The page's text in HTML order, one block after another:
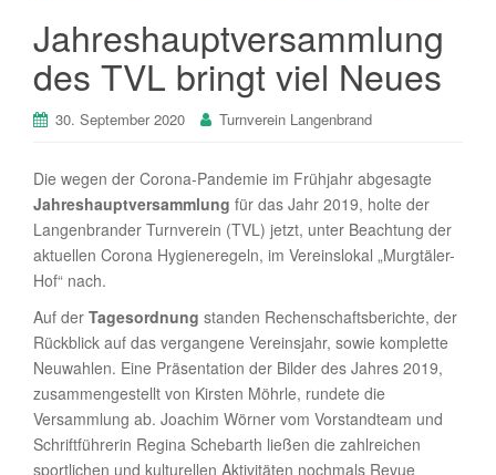
Jahreshauptversammlung
des TVL bringt viel Neues
30. September 2020 Turnverein Langenbrand
Die wegen der Corona-Pandemie im Frühjahr abgesagte
Jahreshauptversammlung für das Jahr 2019, holte der
Langenbrander Turnverein (TVL) jetzt, unter Beachtung der
aktuellen Corona Hygieneregeln, im Vereinslokal „Murgtäler-
Hof“ nach.
Auf der Tagesordnung standen Rechenschaftsberichte, der
Rückblick auf das vergangene Vereinsjahr, sowie komplette
Neuwahlen. Eine Präsentation der Bilder des Jahres 2019,
zusammengestellt von Kirsten Möhrle, rundete die
Versammlung ab. Joachim Wörner vom Vorstandteam und
Schriftführerin Regina Schebarth ließen die zahlreichen
sportlichen und kulturellen Aktivitäten nochmals Revue